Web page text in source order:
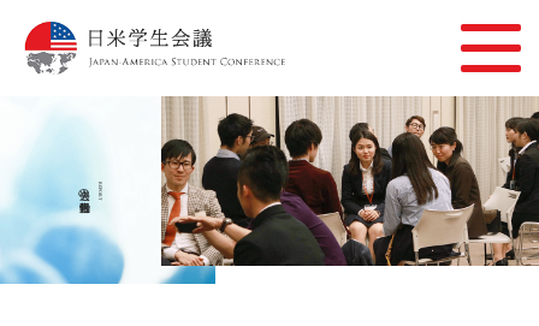
REPORT
過去の活動報告